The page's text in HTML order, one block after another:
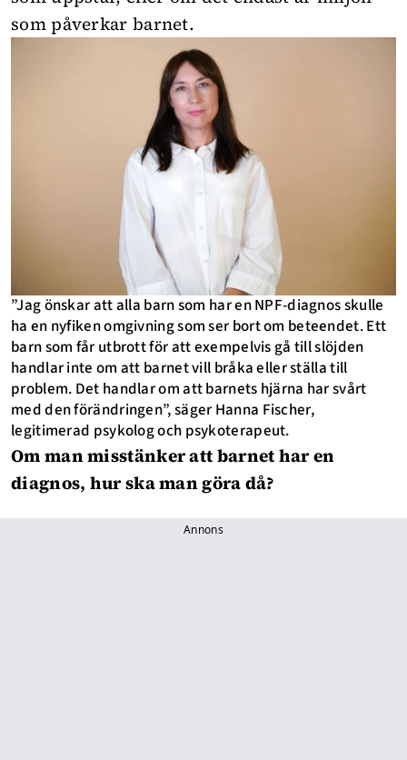
som påverkar barnet.
”Jag önskar att alla barn som har en NPF-diagnos skulle
ha en nyfiken omgivning som ser bort om beteendet. Ett
barn som får utbrott för att exempelvis gå till slöjden
handlar inte om att barnet vill bråka eller ställa till
problem. Det handlar om att barnets hjärna har svårt
med den förändringen”, säger Hanna Fischer,
legitimerad psykolog och psykoterapeut.
Om man misstänker att barnet har en
diagnos, hur ska man göra då?
Annons